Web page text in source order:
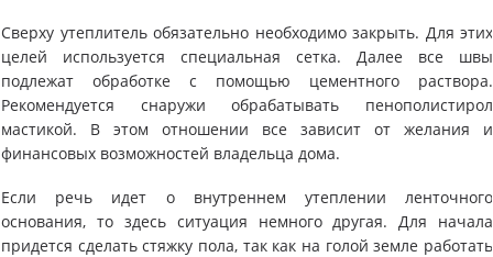
Сверху утеплитель обязательно необходимо закрыть. Для этих
целей используется специальная сетка. Далее все швы
подлежат обработке с помощью цементного раствора.
Рекомендуется снаружи обрабатывать пенополистирол
мастикой. В этом отношении все зависит от желания и
финансовых возможностей владельца дома.
Если речь идет о внутреннем утеплении ленточного
основания, то здесь ситуация немного другая. Для начала
придется сделать стяжку пола, так как на голой земле работать